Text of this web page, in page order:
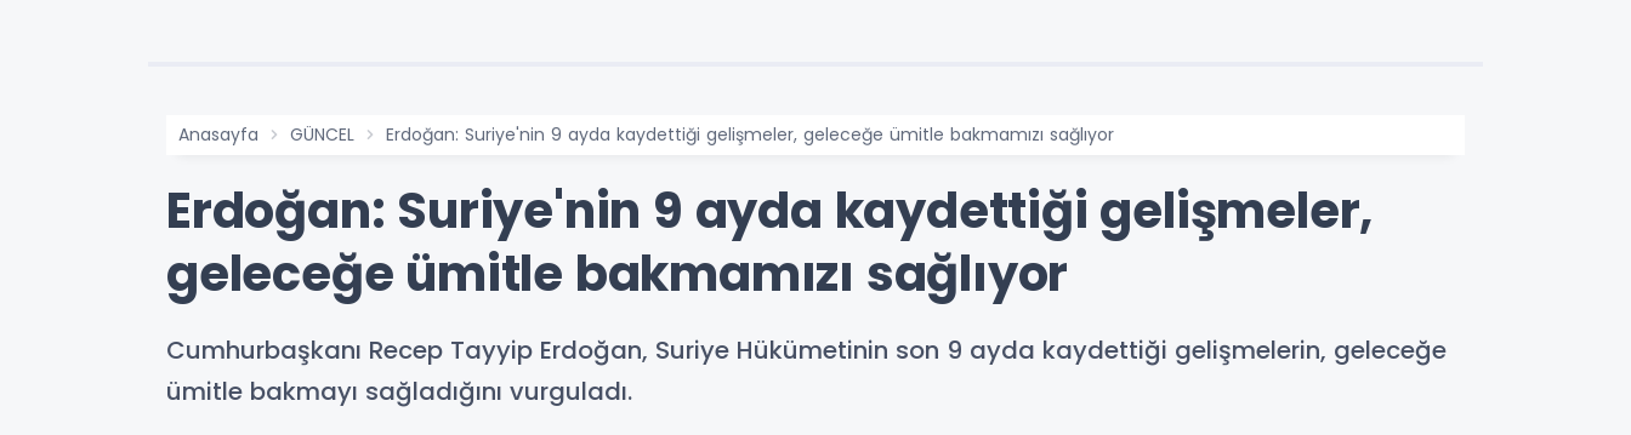
Anasayfa GÜNCEL Erdoğan: Suriye'nin 9 ayda kaydettiği gelişmeler, geleceğe ümitle bakmamızı sağlıyor
Erdoğan: Suriye'nin 9 ayda kaydettiği gelişmeler,
geleceğe ümitle bakmamızı sağlıyor
Cumhurbaşkanı Recep Tayyip Erdoğan, Suriye Hükümetinin son 9 ayda kaydettiği gelişmelerin, geleceğe
ümitle bakmayı sağladığını vurguladı.